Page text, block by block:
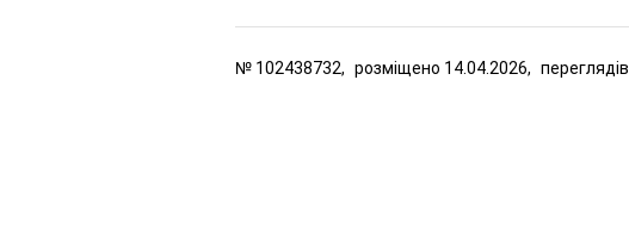
№ 102438732, розміщено 14.04.2026, переглядів